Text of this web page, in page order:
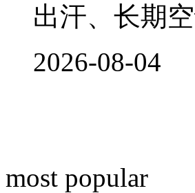
出汗、长期
2026-08-04
most popular